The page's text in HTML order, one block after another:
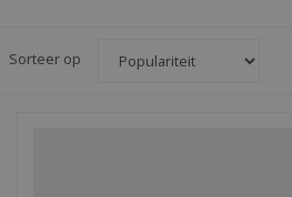
Sorteer op